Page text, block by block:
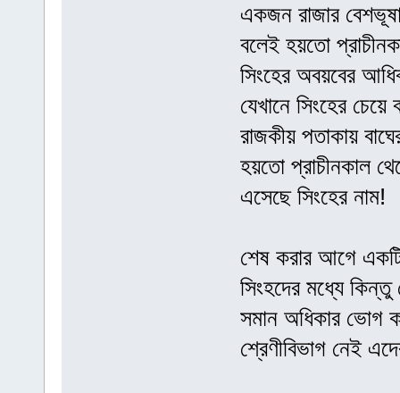
একজন রাজার
বলেই হয়তো
সিংহের অবয়বের
যেখানে সিংহের
রাজকীয় পতাকায়
হয়তো প্রাচীনকাল
এসেছে সিংহের নাম!
শেষ করার আগে
সিংহদের মধ্যে
সমান অধিকার ভোগ
শ্রেণীবিভাগ নেই